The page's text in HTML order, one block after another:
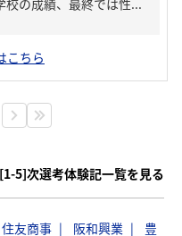
校の成績、最終では性...
こちら
5]次選考体験記一覧を見る
住友商事 阪和興業
豊